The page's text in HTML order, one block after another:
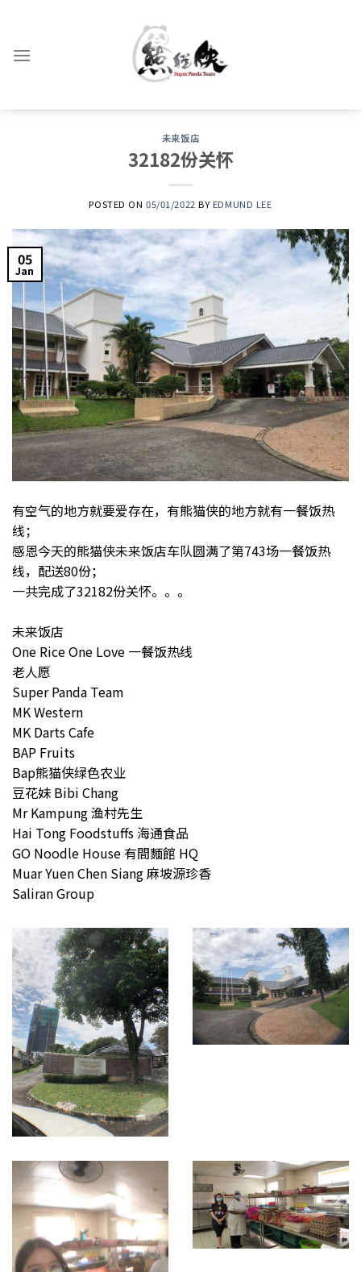
content
未来饭店
32182份关怀
POSTED ON05/01/2022 BY EDMUND LEE
05
Jan
有空气的地方就要爱存在，有熊猫侠的地方就有一餐饭热
线；
感恩今天的熊猫侠未来饭店车队圆满了第743场一餐饭热
线，配送80份；
一共完成了32182份关怀。。。
未来饭店
One Rice One Love 一餐饭热线
老人愿
Super Panda Team
MK Western
MK Darts Cafe
BAP Fruits
Bap熊猫侠绿色农业
豆花妹 Bibi Chang
Mr Kampung 渔村先生
Hai Tong Foodstuffs 海通食品
GO Noodle House 有間麵館 HQ
Muar Yuen Chen Siang 麻坡源珍香
Saliran Group